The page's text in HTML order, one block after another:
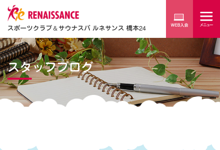
スポーツクラブ＆サウナスパ ルネサンス 橋本24
スタッフブログ